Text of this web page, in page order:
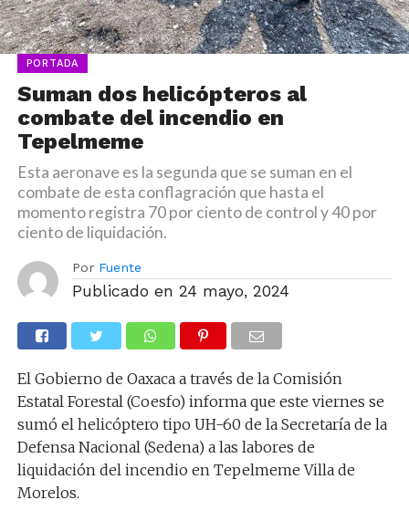
PORTADA
Suman dos helicópteros al
combate del incendio en
Tepelmeme
Esta aeronave es la segunda que se suman en el
combate de esta conflagración que hasta el
momento registra 70 por ciento de control y 40 por
ciento de liquidación.
Por Fuente
Publicado en 24 mayo, 2024
El Gobierno de Oaxaca a través de la Comisión
Estatal Forestal (Coesfo) informa que este viernes se
sumó el helicóptero tipo UH-60 de la Secretaría de la
Defensa Nacional (Sedena) a las labores de
liquidación del incendio en Tepelmeme Villa de
Morelos.